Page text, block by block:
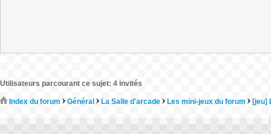
Utilisateurs parcourant ce sujet: 4 invités
Index du forum Général La Salle d'arcade Les mini-jeux du forum [jeu]